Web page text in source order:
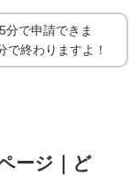
分で申請できま
で終わりますよ！
ージ｜ど